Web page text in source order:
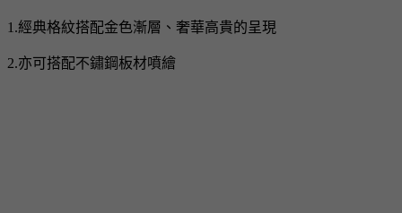
1.經典格紋搭配金色漸層、奢華高貴的呈現
2.亦可搭配不鏽鋼板材噴繪